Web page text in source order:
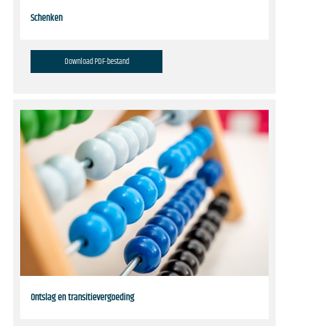
Schenken
Download PDF-bestand
Ontslag en transitievergoeding